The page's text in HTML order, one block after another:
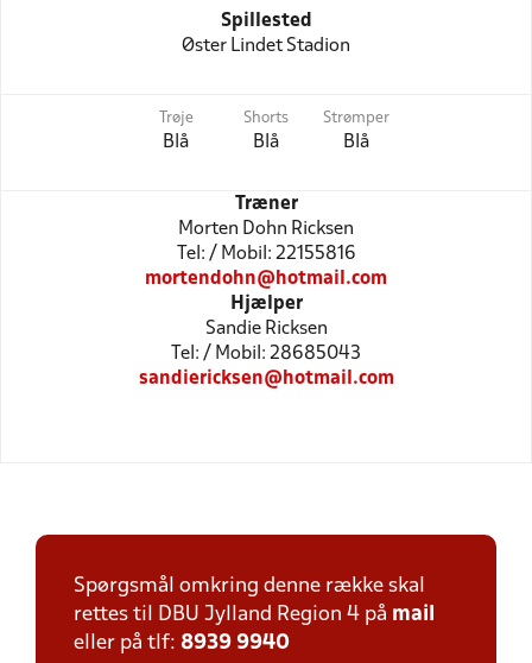
Spillested
Øster Lindet Stadion
Trøje
Blå
Shorts
Blå
Strømper
Blå
Træner
Morten Dohn Ricksen
Tel: / Mobil: 22155816
mortendohn@hotmail.com
Hjælper
Sandie Ricksen
Tel: / Mobil: 28685043
sandiericksen@hotmail.com
Spørgsmål omkring denne række skal
rettes til DBU Jylland Region 4 på mail
eller på tlf: 8939 9940